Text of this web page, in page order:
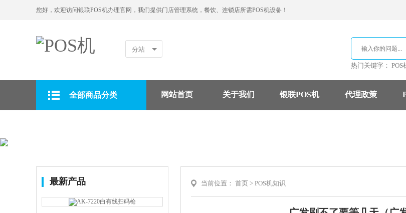
您好，欢迎访问银联POS机办理官网，我们提供门店管理系统，餐饮、连锁店所需POS机设备！
分站
热门关键字： POS
全部商品分类 网站首页 关于我们 银联POS机 代理政策
最新产品 当前位置： 首页 > POS机知识